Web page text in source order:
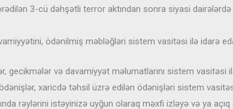
3-cü dəhşətli terror aktından sonra siyasi
ödənilmiş məbləğləri sistem vasitəsi ilə idarə
gecikmələr və davamiyyət məlumatlarını sistem vasitəsi
xaricdə təhsil üzrə edilən ödənişləri sistem
rəylərini istəyinizə uyğun olaraq məxfi izləyə və ya